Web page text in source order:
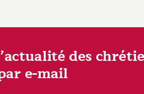
des
e-mail